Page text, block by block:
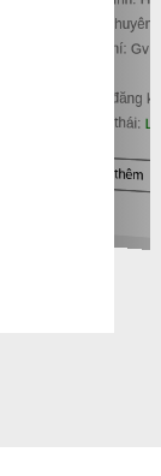
Lớp,
Học phí:
Ngày đăng
Trạng thái:
Xem thêm